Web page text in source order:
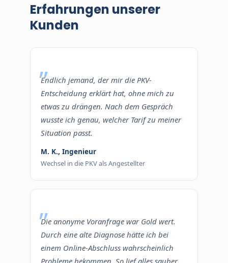
Erfahrungen unserer
Kunden
Endlich jemand, der mir die PKV-
Entscheidung erklärt hat, ohne mich zu
etwas zu drängen. Nach dem Gespräch
wusste ich genau, welcher Tarif zu meiner
Situation passt.
M. K., Ingenieur
Wechsel in die PKV als Angestellter
Die anonyme Voranfrage war Gold wert.
Durch eine alte Diagnose hätte ich bei
einem Online-Abschluss wahrscheinlich
Probleme bekommen. So lief alles sauber.